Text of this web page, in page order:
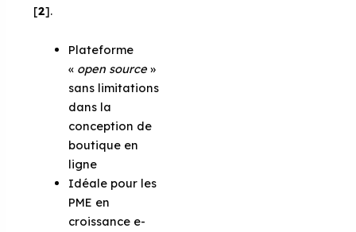
[2].
Plateforme
« open source »
sans limitations
dans la
conception de
boutique en
ligne
Idéale pour les
PME en
croissance e-